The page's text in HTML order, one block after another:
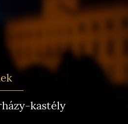
kastély